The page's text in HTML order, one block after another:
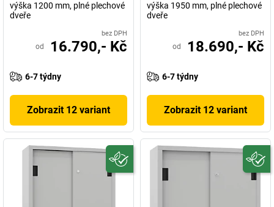
výška 1200 mm, plné plechové
dveře
bez DPH
od 16.790,- Kč
6-7 týdny
Zobrazit 12 variant
výška 1950 mm, plné plechové
dveře
bez DPH
od 18.690,- Kč
6-7 týdny
Zobrazit 12 variant